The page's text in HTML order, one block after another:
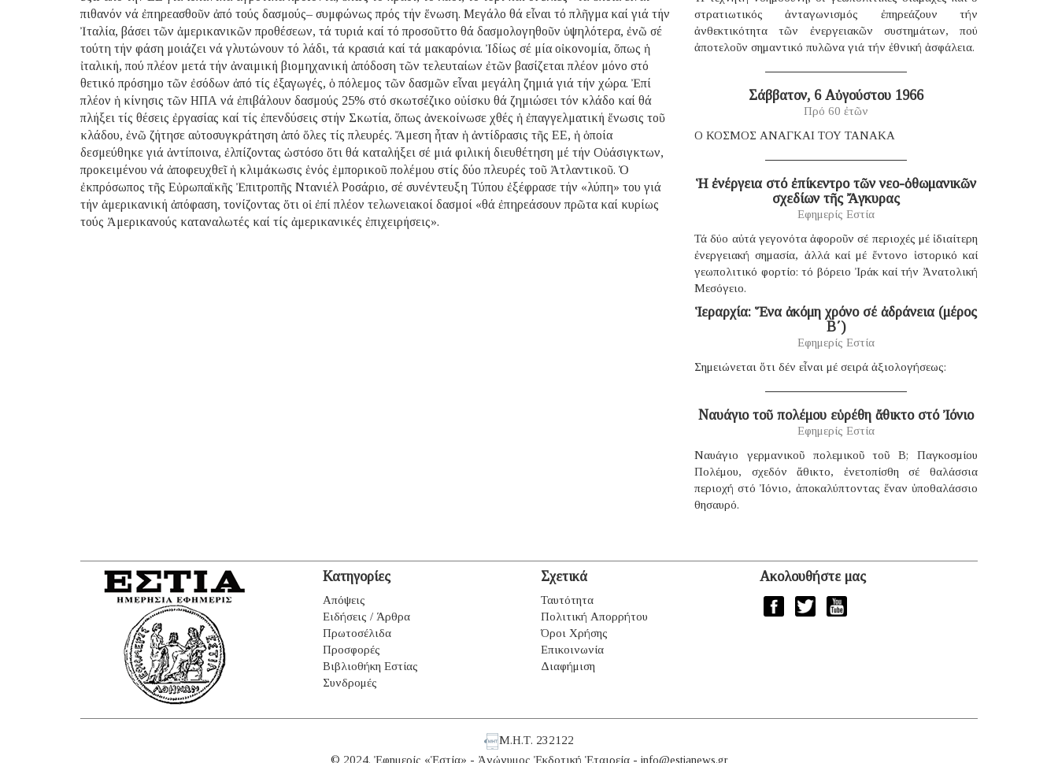
πιθανόν νά ἐπηρεασθοῦν ἀπό τούς δασμούς– συμφώνως πρός τήν ἕνωση. Μεγάλο θά εἶναι τό πλῆγμα καί γιά τήν
Ἰταλία, βάσει τῶν ἀμερικανικῶν προθέσεων, τά τυριά καί τό προσοῦττο θά δασμολογηθοῦν ὑψηλότερα, ἐνῶ σέ
τούτη τήν φάση μοιάζει νά γλυτώνουν τό λάδι, τά κρασιά καί τά μακαρόνια. Ἰδίως σέ μία οἰκονομία, ὅπως ἡ
ἰταλική, πού πλέον μετά τήν ἀναιμική βιομηχανική ἀπόδοση τῶν τελευταίων ἐτῶν βασίζεται πλέον μόνο στό
θετικό πρόσημο τῶν ἐσόδων ἀπό τίς ἐξαγωγές, ὁ πόλεμος τῶν δασμῶν εἶναι μεγάλη ζημιά γιά τήν χώρα. Ἐπί
πλέον ἡ κίνησις τῶν ΗΠΑ νά ἐπιβάλουν δασμούς 25% στό σκωτσέζικο οὐίσκυ θά ζημιώσει τόν κλάδο καί θά
πλήξει τίς θέσεις ἐργασίας καί τίς ἐπενδύσεις στήν Σκωτία, ὅπως ἀνεκοίνωσε χθές ἡ ἐπαγγελματική ἕνωσις τοῦ
κλάδου, ἐνῶ ζήτησε αὐτοσυγκράτηση ἀπό ὅλες τίς πλευρές. Ἄμεση ἦταν ἡ ἀντίδρασις τῆς ΕΕ, ἡ ὁποία
δεσμεύθηκε γιά ἀντίποινα, ἐλπίζοντας ὡστόσο ὅτι θά καταλήξει σέ μιά φιλική διευθέτηση μέ τήν Οὐάσιγκτων,
προκειμένου νά ἀποφευχθεῖ ἡ κλιμάκωσις ἑνός ἐμπορικοῦ πολέμου στίς δύο πλευρές τοῦ Ἀτλαντικοῦ. Ὁ
ἐκπρόσωπος τῆς Εὐρωπαϊκῆς Ἐπιτροπῆς Ντανιέλ Ροσάριο, σέ συνέντευξη Τύπου ἐξέφρασε τήν «λύπη» του γιά
τήν ἀμερικανική ἀπόφαση, τονίζοντας ὅτι οἱ ἐπί πλέον τελωνειακοί δασμοί «θά ἐπηρεάσουν πρῶτα καί κυρίως
τούς Ἀμερικανούς καταναλωτές καί τίς ἀμερικανικές ἐπιχειρήσεις».
στρατιωτικός ἀνταγωνισμός ἐπηρεάζουν τήν
ἀνθεκτικότητα τῶν ἐνεργειακῶν συστημάτων, πού
ἀποτελοῦν σημαντικό πυλῶνα γιά τήν ἐθνική ἀσφάλεια.
Σάββατον, 6 Αὐγούστου 1966
Πρό 60 ἐτῶν
Ο ΚΟΣΜΟΣ ΑΝΑΓΚΑΙ ΤΟΥ ΤΑΝΑΚΑ
Ἡ ἐνέργεια στό ἐπίκεντρο τῶν νεο-ὀθωμανικῶν
σχεδίων τῆς Ἄγκυρας
Εφημερίς Εστία
Τά δύο αὐτά γεγονότα ἀφοροῦν σέ περιοχές μέ ἰδιαίτερη
ἐνεργειακή σημασία, ἀλλά καί μέ ἔντονο ἱστορικό καί
γεωπολιτικό φορτίο: τό βόρειο Ἰράκ καί τήν Ἀνατολική
Μεσόγειο.
Ἱεραρχία: Ἕνα ἀκόμη χρόνο σέ ἀδράνεια (μέρος
B΄)
Εφημερίς Εστία
Σημειώνεται ὅτι δέν εἶναι μέ σειρά ἀξιολογήσεως:
Ναυάγιο τοῦ πολέμου εὑρέθη ἄθικτο στό Ἰόνιο
Εφημερίς Εστία
Ναυάγιο γερμανικοῦ πολεμικοῦ τοῦ B; Παγκοσμίου
Πολέμου, σχεδόν ἄθικτο, ἐνετοπίσθη σέ θαλάσσια
περιοχή στό Ἰόνιο, ἀποκαλύπτοντας ἕναν ὑποθαλάσσιο
θησαυρό.
Κατηγορίες
Απόψεις
Ειδήσεις / Άρθρα
Πρωτοσέλιδα
Προσφορές
Βιβλιοθήκη Εστίας
Συνδρομές
Σχετικά
Ταυτότητα
Πολιτική Απορρήτου
Όροι Χρήσης
Επικοινωνία
Διαφήμιση
Ακολουθήστε μας
Μ.Η.Τ. 232122
© 2024. Ἐφημερίς «Ἑστία» - Ἀνώνυμος Ἐκδοτική Ἑταιρεία - info@estianews.gr